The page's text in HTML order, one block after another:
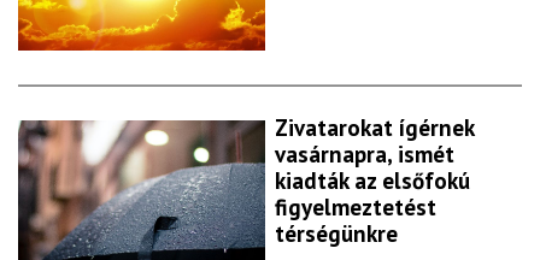
Zivatarokat ígérnek
vasárnapra, ismét
kiadták az elsőfokú
figyelmeztetést
térségünkre